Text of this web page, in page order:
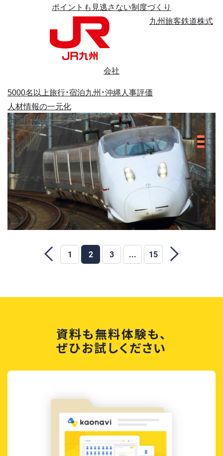
ポイントも見逃さない制度づくり
九州旅客鉄道株式
会社
5000名以上旅行・宿泊九州・沖縄人事評価
人材情報の一元化
1 2 3 ... 15
資料も無料体験も、
ぜひお試しください